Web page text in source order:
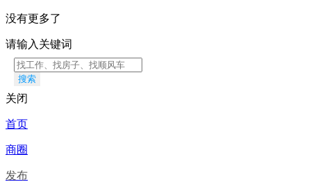
没有更多了
请输入关键词
搜索
关闭
首页
商圈
发布